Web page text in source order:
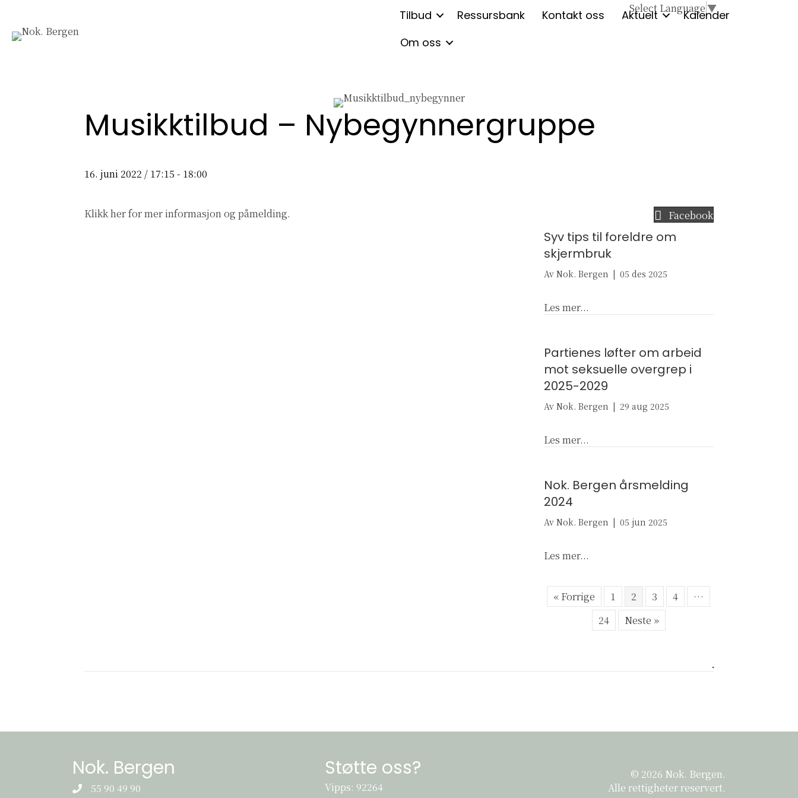
Select Language▼
Tilbud Ressursbank Kontakt oss Aktuelt
Kalender
Om oss
Musikktilbud – Nybegynnergruppe
16. juni 2022 / 17:15 - 18:00
Klikk herfor mer informasjon og påmelding. Facebook
Syv tips til foreldre om
skjermbruk
Av Nok. Bergen | 05 des 2025
Les mer...
Partienes løfter om arbeid
mot seksuelle overgrep i
2025-2029
Av Nok. Bergen | 29 aug 2025
Les mer...
Nok. Bergen årsmelding
2024
Av Nok. Bergen | 05 jun 2025
Les mer...
« Forrige 1 2 3 4
…
24
Neste »
Nok. Bergen
55 90 49 90
Støtte oss?
Vipps: 92264
© 2026 Nok. Bergen.
Alle rettigheter reservert.